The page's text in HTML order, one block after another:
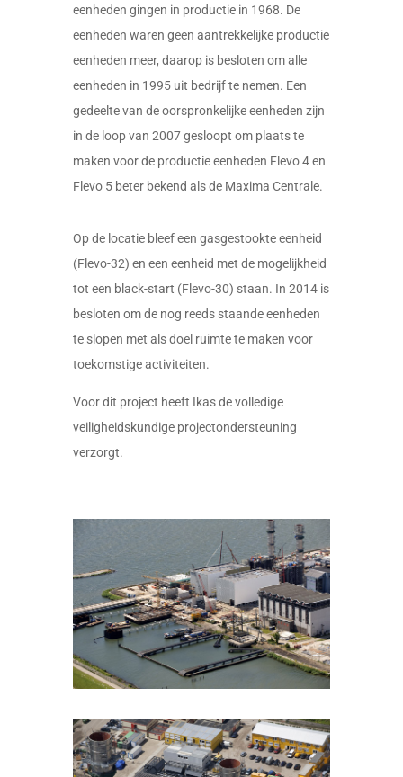
eenheden gingen in productie in 1968. De
eenheden waren geen aantrekkelijke productie
eenheden meer, daarop is besloten om alle
eenheden in 1995 uit bedrijf te nemen. Een
gedeelte van de oorspronkelijke eenheden zijn
in de loop van 2007 gesloopt om plaats te
maken voor de productie eenheden Flevo 4 en
Flevo 5 beter bekend als de Maxima Centrale.
Op de locatie bleef een gasgestookte eenheid
(Flevo-32) en een eenheid met de mogelijkheid
tot een black-start (Flevo-30) staan. In 2014 is
besloten om de nog reeds staande eenheden
te slopen met als doel ruimte te maken voor
toekomstige activiteiten.
Voor dit project heeft Ikas de volledige
veiligheidskundige projectondersteuning
verzorgt.